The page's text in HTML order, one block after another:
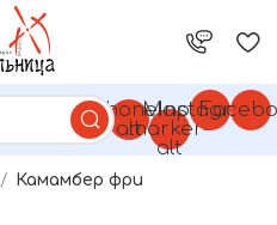
Phone-
alt
Map-
marker-
alt
Instagram
Камамбер фри